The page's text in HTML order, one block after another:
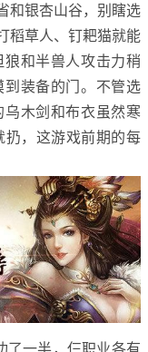
和银杏山谷，别瞎选
草人、钉耙猫就能
和半兽人攻击力稍
装备的门。不管选
乌木剑和布衣虽然寒
扔，这游戏前期的每
了一半，仨职业各有